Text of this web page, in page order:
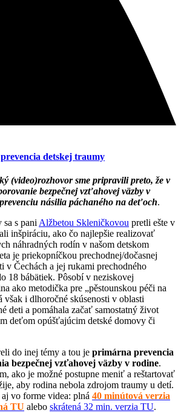
detskej traumy
(video)rozhovor sme pripravili preto, že v
bezpečnej vzťahovej väzby v
násilia páchaného na deťoch.
sa s paniAlžbetou Skleničkovou pretli ešte v
inšpiráciu, ako čo najlepšie realizovať
náhradných rodín v našom detskom
je priekopníčkou prechodnej/dočasnej
v Čechách a jej rukami prechodného
18 bábätiek. Pôsobí v neziskovej
ako metodička pre „pěstounskou péči na
však i dlhoročné skúsenosti v oblasti
deti a pomáhala začať samostatný život
deťom opúšťajúcim detské domovy či
do inej témy a tou je primárna prevencia
bezpečnej vzťahovej väzby v rodine.
ako je možné postupne meniť a reštartovať
aby rodina nebola zdrojom traumy u detí.
vo forme videa: plná 40 minútová verzia
TU alebo skrátená 32 min. verzia TU.